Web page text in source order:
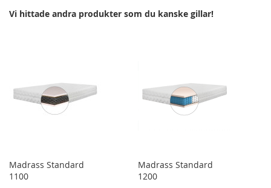
Vi hittade andra produkter som du kanske gillar!
Madrass Standard
1100
Madrass Standard
1200